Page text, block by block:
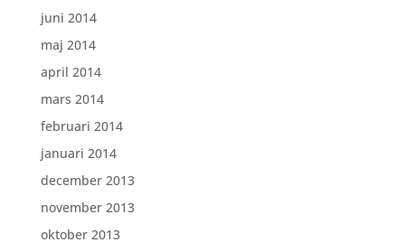
juni 2014
maj 2014
april 2014
mars 2014
februari 2014
januari 2014
december 2013
november 2013
oktober 2013